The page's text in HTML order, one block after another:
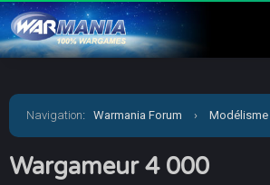
Navigation: Warmania Forum ›
Wargameur 4 000